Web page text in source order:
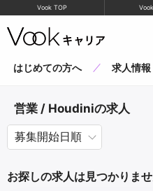
Vook TOP
はじめての方へ 求人情報
営業 / Houdiniの求人
お探しの求人は見つかりませ